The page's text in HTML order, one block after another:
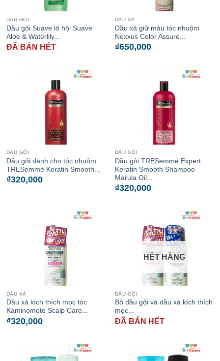
DẦU GỘI
Dầu gội Suave lô hội Suave
Aloe & Waterlily...
ĐÃ BÁN HẾT
DẦU XẢ
Dầu xả giữ màu tóc nhuộm
Nexxus Color Assure...
₫650,000
DẦU GỘI
Dầu gội dành cho tóc nhuộm
TRESemmé Keratin Smooth...
₫320,000
DẦU GỘI
Dầu gội TRESemmé Expert
Keratin Smooth Shampoo
Marula Oil...
₫320,000
DẦU XẢ
Dầu xả kích thích mọc tóc
Kaminomoto Scalp Care...
₫320,000
HẾT HÀNG
DẦU GỘI
Bộ dầu gội và dầu xả kích thích
mọc...
ĐÃ BÁN HẾT